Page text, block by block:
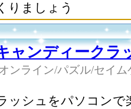
りましょう
ャンディークラ
ンライン/パズル/セイム
ッシュをパソコンで